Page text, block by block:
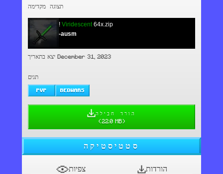
תצוגה מקדימה
! Viridescent64x.zip
-ausm
יצא בתאריך December 31, 2023
תגים
PVP BEDWARS
הורד חבילה
(22.0 MB)
סטטיסטיקה
צפיות הורדות